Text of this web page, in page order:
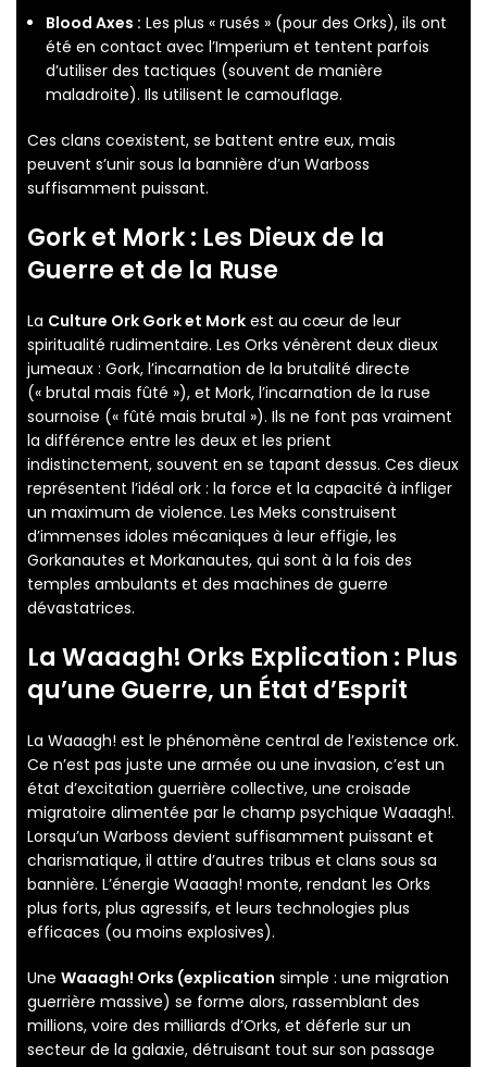
Blood Axes : Les plus « rusés » (pour des Orks), ils ont
été en contact avec l’Imperium et tentent parfois
d’utiliser des tactiques (souvent de manière
maladroite). Ils utilisent le camouflage.
Ces clans coexistent, se battent entre eux, mais
peuvent s’unir sous la bannière d’un Warboss
suffisamment puissant.
Gork et Mork : Les Dieux de la
Guerre et de la Ruse
La Culture Ork Gork et Mork est au cœur de leur
spiritualité rudimentaire. Les Orks vénèrent deux dieux
jumeaux : Gork, l’incarnation de la brutalité directe
(« brutal mais fûté »), et Mork, l’incarnation de la ruse
sournoise (« fûté mais brutal »). Ils ne font pas vraiment
la différence entre les deux et les prient
indistinctement, souvent en se tapant dessus. Ces dieux
représentent l’idéal ork : la force et la capacité à infliger
un maximum de violence. Les Meks construisent
d’immenses idoles mécaniques à leur effigie, les
Gorkanautes et Morkanautes, qui sont à la fois des
temples ambulants et des machines de guerre
dévastatrices.
La Waaagh! Orks Explication : Plus
qu’une Guerre, un État d’Esprit
La Waaagh! est le phénomène central de l’existence ork.
Ce n’est pas juste une armée ou une invasion, c’est un
état d’excitation guerrière collective, une croisade
migratoire alimentée par le champ psychique Waaagh!.
Lorsqu’un Warboss devient suffisamment puissant et
charismatique, il attire d’autres tribus et clans sous sa
bannière. L’énergie Waaagh! monte, rendant les Orks
plus forts, plus agressifs, et leurs technologies plus
efficaces (ou moins explosives).
Une Waaagh! Orks (explication simple : une migration
guerrière massive) se forme alors, rassemblant des
millions, voire des milliards d’Orks, et déferle sur un
secteur de la galaxie, détruisant tout sur son passage